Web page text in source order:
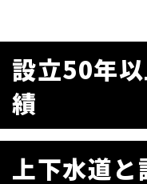
設立50年
績
上下水道と